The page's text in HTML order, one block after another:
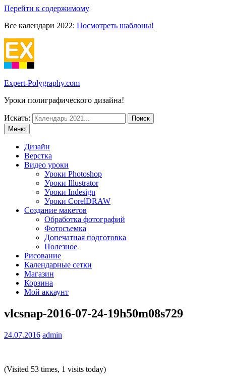
Перейти к содержимому
Все календари 2022: Посмотреть шаблоны!
Expert-Polygraphy.com
Уроки полиграфического дизайна!
Искать:
Меню
Дизайн
Верстка
Видео уроки
Уроки Photoshop
Уроки Illustrator
Уроки Indesign
Уроки CorelDRAW
Создание макетов
Обработка фотографий
Фотосъемка
Допечатная подготовка
Полезное
Рисование
Календарные сетки
Магазин
Корзина
Мой аккаунт
vlcsnap-2016-07-24-19h50m08s729
24.07.2016 admin
(Visited 53 times, 1 visits today)